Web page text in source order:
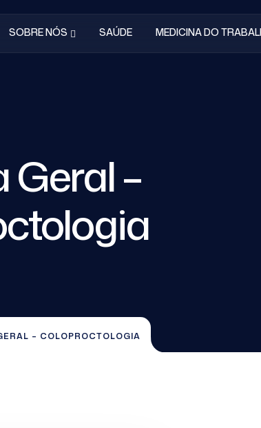
SOBRE NÓS SAÚDE MEDICINA DO
Geral –
– COLOPROCTOLOGIA